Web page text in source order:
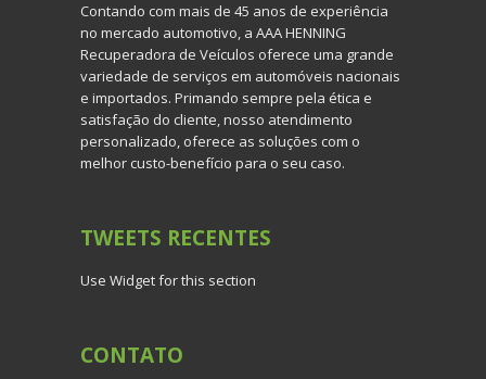
Contando com mais de 45 anos de experiência
no mercado automotivo, a AAA HENNING
Recuperadora de Veículos oferece uma grande
variedade de serviços em automóveis nacionais
e importados. Primando sempre pela ética e
satisfação do cliente, nosso atendimento
personalizado, oferece as soluções com o
melhor custo-benefício para o seu caso.
TWEETS RECENTES
Use Widget for this section
CONTATO